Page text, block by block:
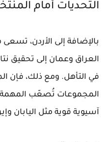
التحديات أمام
بالإضافة إلى الأردن،
العراق وعمان إلى تحقيق
في التأهل. ومع ذلك، فإن
المجموعات تُصعّب
آسيوية قوية مثل اليابان